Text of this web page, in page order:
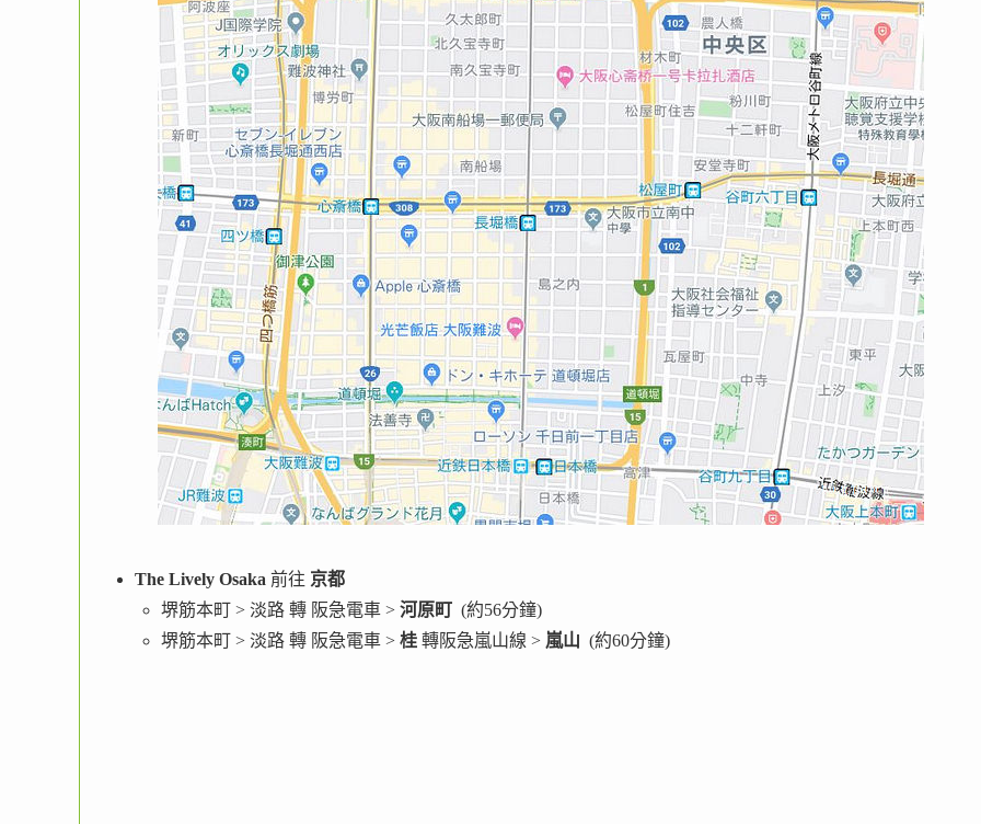
The Lively Osaka 前往 京都
堺筋本町 > 淡路 轉 阪急電車 > 河原町 (約56分鐘)
堺筋本町 > 淡路 轉 阪急電車 > 桂 轉阪急嵐山線 > 嵐山 (約60分鐘)